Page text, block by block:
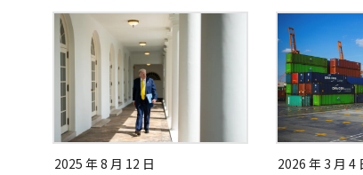
2025 年 8 月 12 日 2026 年 3 月 4